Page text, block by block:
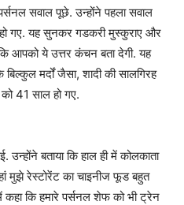
सवाल पूछे. उन्होंने पहला सवाल
गए. यह सुनकर गडकरी मुस्कुराए और
आपको ये उत्तर कंचन बता देगी. यह
मर्दों जैसा, शादी की सालगिरह
41 साल हो गए.
बताया कि हाल ही में कोलकाता
मुझे रेस्टोरेंट का चाइनीज फूड बहुत
कि हमारे पर्सनल शेफ को भी ट्रेन